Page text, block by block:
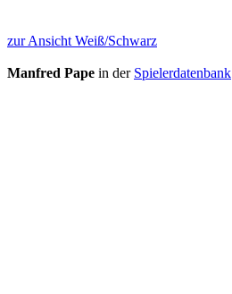
zur Ansicht Weiß/Schwarz
Manfred Pape in der Spielerdatenbank